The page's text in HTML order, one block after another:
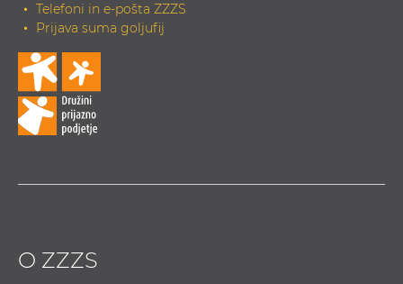
Telefoni in e-pošta ZZZS
Prijava suma goljufij
O ZZZS